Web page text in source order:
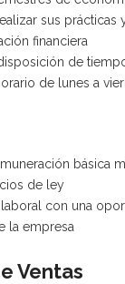
sus prácticas
financiera
de
de lunes a
básica
de ley
con una
la empresa
Ventas